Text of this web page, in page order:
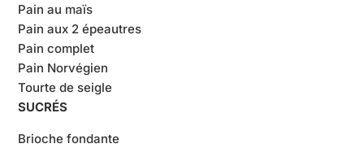
Pain au maïs
Pain aux 2 épeautres
Pain complet
Pain Norvégien
Tourte de seigle
SUCRÉS
Brioche fondante